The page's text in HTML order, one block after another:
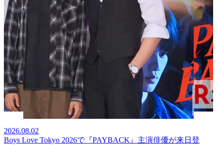
2026.08.02
Boys Love Tokyo 2026で『PAYBACK』主演俳優が来日登